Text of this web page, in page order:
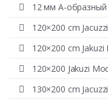
12 мм А-образный
120×200 cm
120×200 cm Jakuzi
120×200 Jakuzi
130×200 cm